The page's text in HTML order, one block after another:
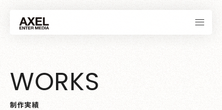
WORKS
制作実績